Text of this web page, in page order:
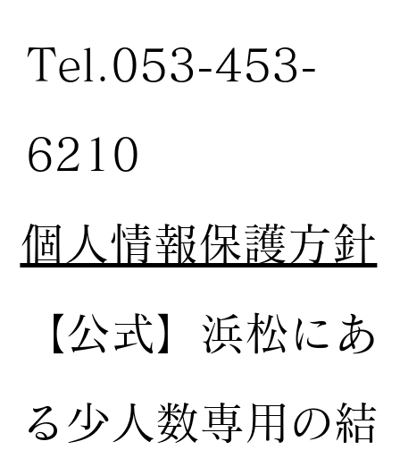
Tel.053-453-
6210
個人情報保護方針
【公式】 浜松にあ
る少人数専用の結